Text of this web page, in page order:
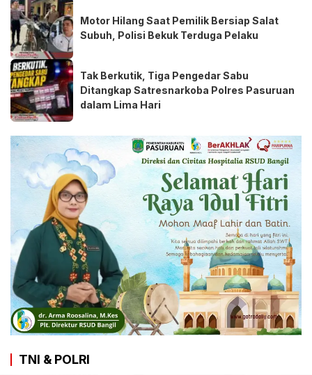
Motor Hilang Saat Pemilik Bersiap Salat
Subuh, Polisi Bekuk Terduga Pelaku
Tak Berkutik, Tiga Pengedar Sabu
Ditangkap Satresnarkoba Polres Pasuruan
dalam Lima Hari
TNI & POLRI